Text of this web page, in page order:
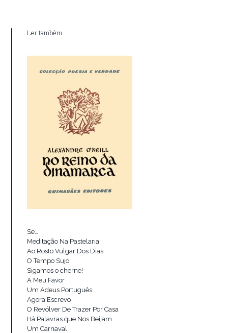
Ler também:
Se…
Meditação Na Pastelaria
Ao Rosto Vulgar Dos Dias
O Tempo Sujo
Sigamos o cherne!
A Meu Favor
Um Adeus Português
Agora Escrevo
O Revólver De Trazer Por Casa
Há Palavras que Nos Beijam
Um Carnaval